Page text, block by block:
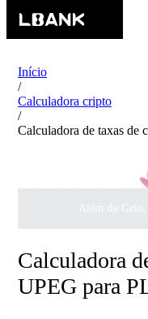
Início
/
Calculadora cripto
/
Calculadora de taxas de
Calculadora
UPEG para